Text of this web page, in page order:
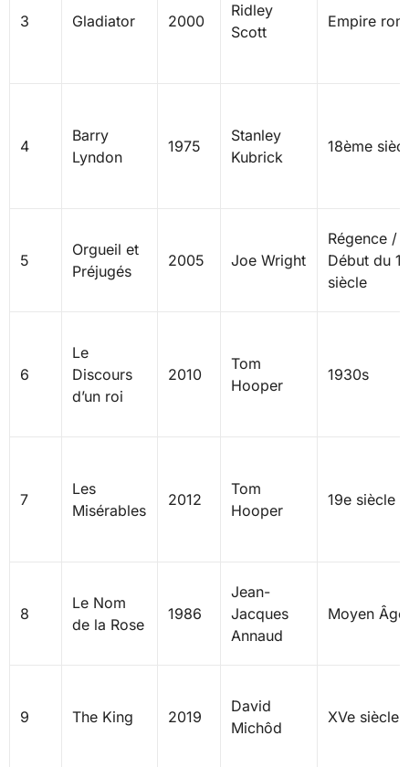
3 Gladiator 2000
Ridley
Scott
Empire
4
Barry
Lyndon
1975
Stanley
Kubrick
18ème
5
Orgueil et
Préjugés
2005 Joe Wright
Régence /
Début du
siècle
6
Le
Discours
d’un roi
2010
Tom
Hooper
1930s
7
Les
Misérables
2012
Tom
Hooper
19e siècle
8
Le Nom
de la Rose
1986
Jean-
Jacques
Annaud
Moyen Âge
9 The King 2019
David
Michôd
XVe siècle